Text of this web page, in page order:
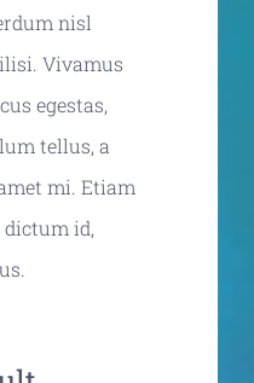
nisl
Vivamus
egestas,
tellus, a
mi. Etiam
id,